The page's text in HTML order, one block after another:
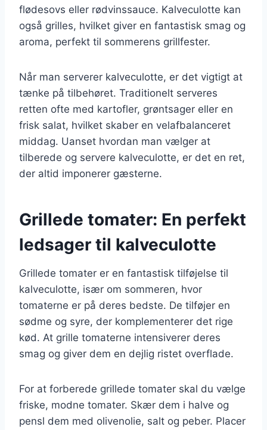
flødesovs eller rødvinssauce. Kalveculotte kan
også grilles, hvilket giver en fantastisk smag og
aroma, perfekt til sommerens grillfester.
Når man serverer kalveculotte, er det vigtigt at
tænke på tilbehøret. Traditionelt serveres
retten ofte med kartofler, grøntsager eller en
frisk salat, hvilket skaber en velafbalanceret
middag. Uanset hvordan man vælger at
tilberede og servere kalveculotte, er det en ret,
der altid imponerer gæsterne.
Grillede tomater: En perfekt
ledsager til kalveculotte
Grillede tomater er en fantastisk tilføjelse til
kalveculotte, især om sommeren, hvor
tomaterne er på deres bedste. De tilføjer en
sødme og syre, der komplementerer det rige
kød. At grille tomaterne intensiverer deres
smag og giver dem en dejlig ristet overflade.
For at forberede grillede tomater skal du vælge
friske, modne tomater. Skær dem i halve og
pensl dem med olivenolie, salt og peber. Placer